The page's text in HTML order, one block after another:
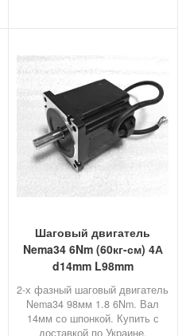
Шаговый двигатель
Nema34 6Nm (60кг-см) 4А
d14mm L98mm
2-х фазный шаговый двигатель
Nema34 98мм 1.8 6Nm. Вал
14мм со шпонкой. Купить с
доставкой по Украине.